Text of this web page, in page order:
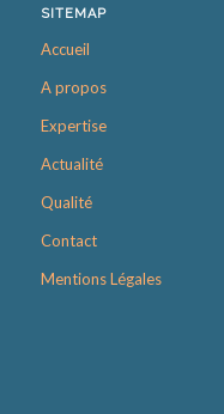
SITEMAP
Accueil
A propos
Expertise
Actualité
Qualité
Contact
Mentions Légales